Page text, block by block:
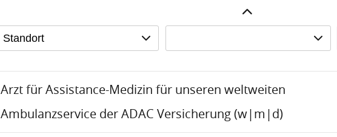
Standort
Arzt für Assistance-Medizin für unseren weltweiten
Ambulanzservice der ADAC Versicherung (w|m|d)